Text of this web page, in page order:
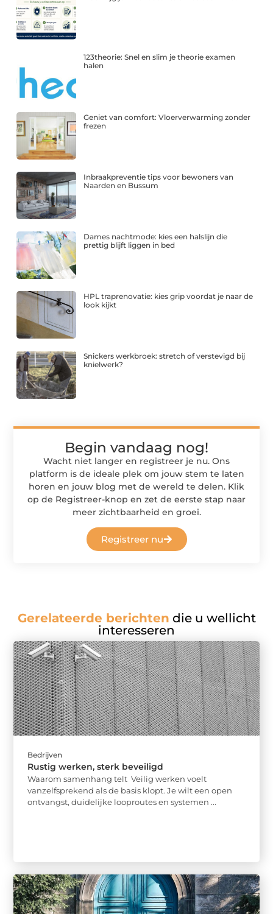
123theorie: Snel en slim je theorie examen
halen
Geniet van comfort: Vloerverwarming zonder
frezen
Inbraakpreventie tips voor bewoners van
Naarden en Bussum
Dames nachtmode: kies een halslijn die
prettig blijft liggen in bed
HPL traprenovatie: kies grip voordat je naar de
look kijkt
Snickers werkbroek: stretch of verstevigd bij
knielwerk?
Begin vandaag nog!
Wacht niet langer en registreer je nu. Ons
platform is de ideale plek om jouw stem te laten
horen en jouw blog met de wereld te delen. Klik
op de Registreer-knop en zet de eerste stap naar
meer zichtbaarheid en groei.
Registreer nu
Gerelateerde berichten die u wellicht
interesseren
Bedrijven
Rustig werken, sterk beveiligd
Waarom samenhang telt Veilig werken voelt
vanzelfsprekend als de basis klopt. Je wilt een open
ontvangst, duidelijke looproutes en systemen ...